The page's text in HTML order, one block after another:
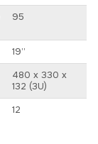
95
19’’
480 х 330 х
132 (3U)
12